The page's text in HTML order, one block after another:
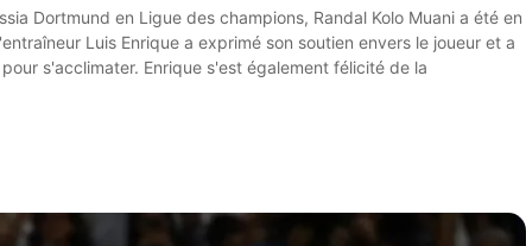
Dortmund en Ligue des champions, Randal Kolo Muani a été en
Luis Enrique a exprimé son soutien envers le joueur et a
s'acclimater. Enrique s'est également félicité de la